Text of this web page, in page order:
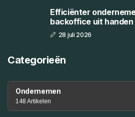
Efficiënter
backoffice uit handen
28 juli 2026
Categorieën
Ondernemen
148 Artikelen